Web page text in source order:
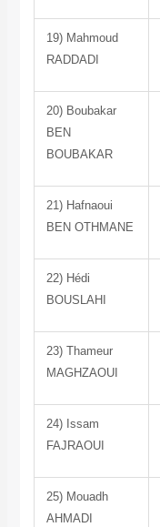
19) Mahmoud
RADDADI
20) Boubakar
BEN
BOUBAKAR
21) Hafnaoui
BEN OTHMANE
22) Hédi
BOUSLAHI
23) Thameur
MAGHZAOUI
24) Issam
FAJRAOUI
25) Mouadh
AHMADI